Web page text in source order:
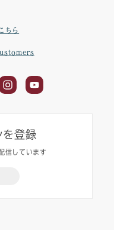
ちら
を登録
信しています